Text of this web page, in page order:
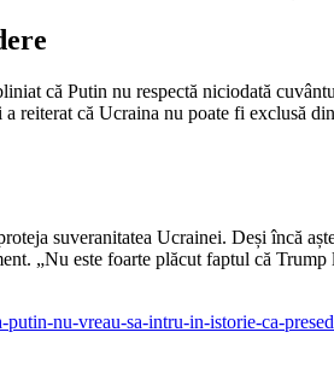
că Putin nu respectă niciodată
reiterat că Ucraina nu poate fi exclusă
suveranitatea Ucrainei. Deși încă
„Nu este foarte plăcut faptul că
nu-vreau-sa-intru-in-istorie-ca-